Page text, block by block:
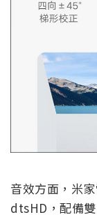
音效方面，米
dtsHD，配備雙